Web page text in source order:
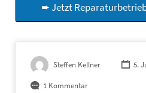
➨ Jetzt
Steffen Kellner 5.
1 Kommentar